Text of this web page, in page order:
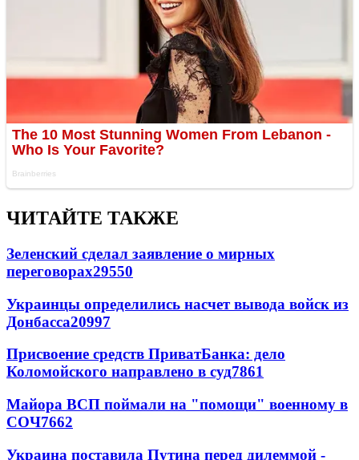
ЧИТАЙТЕ ТАКЖЕ
Зеленский сделал заявление о мирных
переговорах29550
Украинцы определились насчет вывода войск из
Донбасса20997
Присвоение средств ПриватБанка: дело
Коломойского направлено в суд7861
Майора ВСП поймали на "помощи" военному в
СОЧ7662
Украина поставила Путина перед дилеммой -